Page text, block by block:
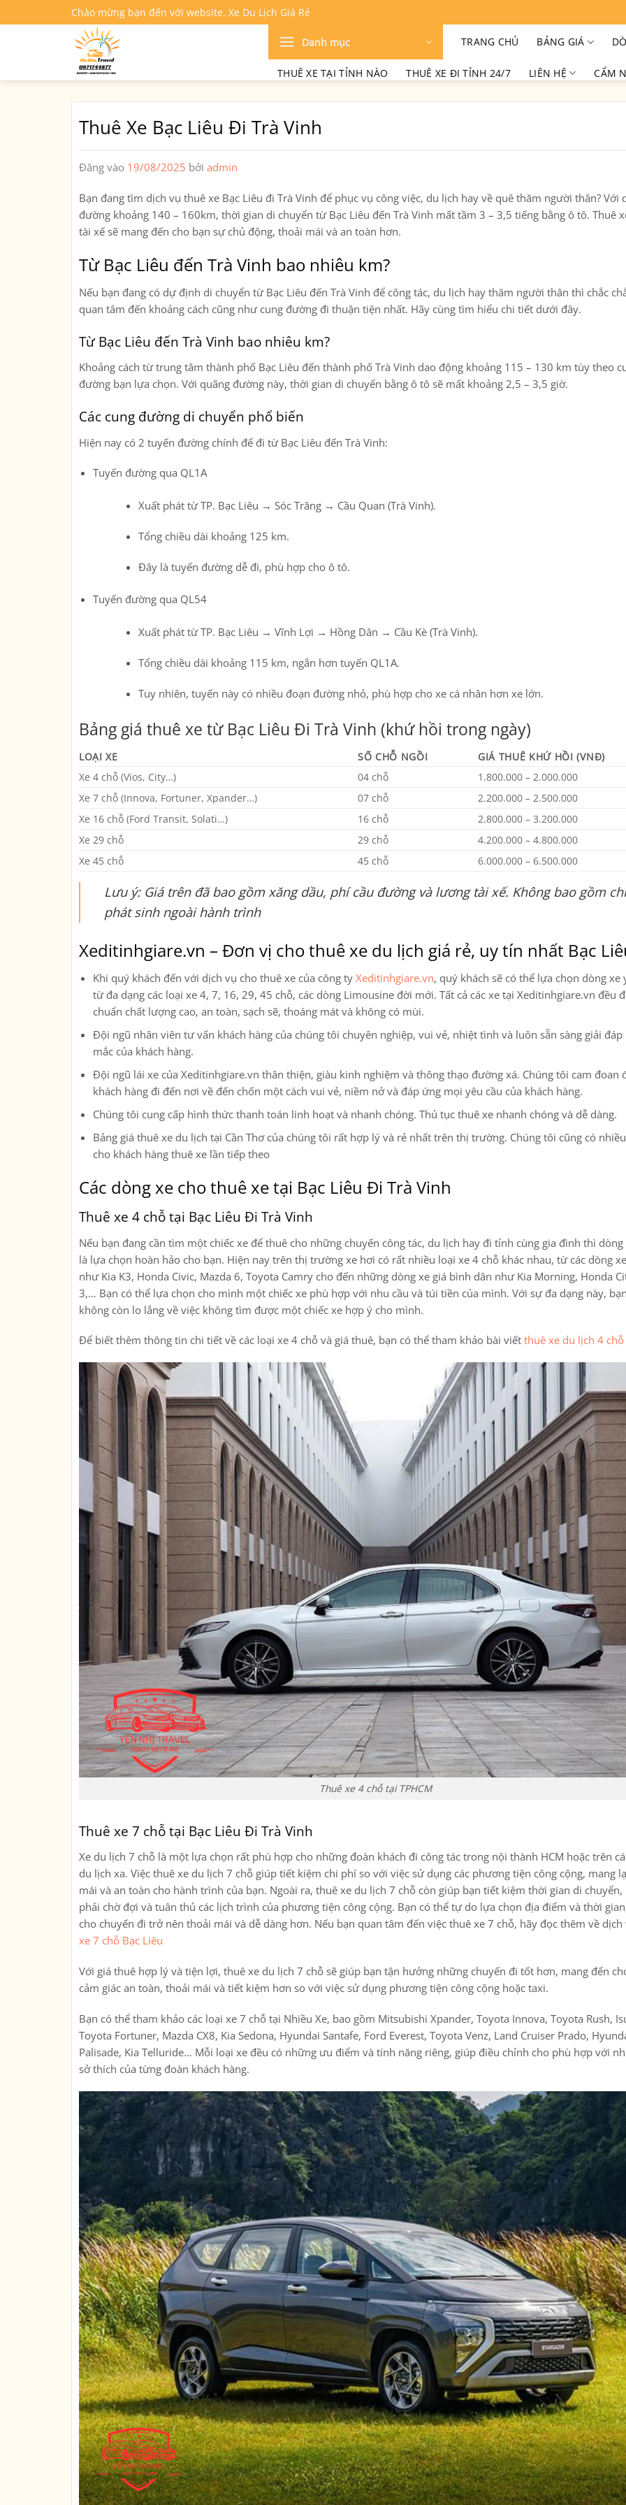
qua
Chào mừng bạn đến với website. Xe Du Lịch Giá Rẻ
Danh mục TRANG CHỦ BẢNG GIÁ
THUÊ XE TẠI TỈNH NÀO THUÊ XE ĐI TỈNH 24/7 LIÊN HỆ CẨM
Thuê Xe Bạc Liêu Đi Trà Vinh
Đăng vào 19/08/2025 bởi admin
Bạn đang tìm dịch vụ thuê xe Bạc Liêu đi Trà Vinh để phục vụ công việc, du lịch hay về quê thăm người thân? Với
đường khoảng 140 – 160km, thời gian di chuyển từ Bạc Liêu đến Trà Vinh mất tầm 3 – 3,5 tiếng bằng ô tô. Thuê
tài xế sẽ mang đến cho bạn sự chủ động, thoải mái và an toàn hơn.
Từ Bạc Liêu đến Trà Vinh bao nhiêu km?
Nếu bạn đang có dự định di chuyển từ Bạc Liêu đến Trà Vinh để công tác, du lịch hay thăm người thân thì chắc
quan tâm đến khoảng cách cũng như cung đường đi thuận tiện nhất. Hãy cùng tìm hiểu chi tiết dưới đây.
Từ Bạc Liêu đến Trà Vinh bao nhiêu km?
Khoảng cách từ trung tâm thành phố Bạc Liêu đến thành phố Trà Vinh dao động khoảng 115 – 130 km tùy theo
đường bạn lựa chọn. Với quãng đường này, thời gian di chuyển bằng ô tô sẽ mất khoảng 2,5 – 3,5 giờ.
Các cung đường di chuyển phổ biến
Hiện nay có 2 tuyến đường chính để đi từ Bạc Liêu đến Trà Vinh:
Tuyến đường qua QL1A
Xuất phát từ TP. Bạc Liêu → Sóc Trăng → Cầu Quan (Trà Vinh).
Tổng chiều dài khoảng 125 km.
Đây là tuyến đường dễ đi, phù hợp cho ô tô.
Tuyến đường qua QL54
Xuất phát từ TP. Bạc Liêu → Vĩnh Lợi → Hồng Dân → Cầu Kè (Trà Vinh).
Tổng chiều dài khoảng 115 km, ngắn hơn tuyến QL1A.
Tuy nhiên, tuyến này có nhiều đoạn đường nhỏ, phù hợp cho xe cá nhân hơn xe lớn.
Bảng giá thuê xe từ Bạc Liêu Đi Trà Vinh (khứ hồi trong ngày)
LOẠI XE SỐ CHỖ NGỒI
GIÁ THUÊ KHỨ HỒI (VNĐ)
Xe 4 chỗ (Vios, City…)
04 chỗ
1.800.000 – 2.000.000
Xe 7 chỗ (Innova, Fortuner, Xpander…)
07 chỗ
2.200.000 – 2.500.000
Xe 16 chỗ (Ford Transit, Solati…)
16 chỗ
2.800.000 – 3.200.000
Xe 29 chỗ
29 chỗ
4.200.000 – 4.800.000
Xe 45 chỗ
45 chỗ 6.000.000 – 6.500.000
Lưu ý: Giá trên đã bao gồm xăng dầu, phí cầu đường và lương tài xế. Không bao gồm
phát sinh ngoài hành trình
Xeditinhgiare.vn – Đơn vị cho thuê xe du lịch giá rẻ, uy tín nhất Bạc
Khi quý khách đến với dịch vụ cho thuê xe của công ty Xeditinhgiare.vn, quý khách sẽ có thể lựa chọn dòng xe
từ đa dạng các loại xe 4, 7, 16, 29, 45 chỗ, các dòng Limousine đời mới. Tất cả các xe tại Xeditinhgiare.vn đều
chuẩn chất lượng cao, an toàn, sạch sẽ, thoáng mát và không có mùi.
Đội ngũ nhân viên tư vấn khách hàng của chúng tôi chuyên nghiệp, vui vẻ, nhiệt tình và luôn sẵn sàng giải
mắc của khách hàng.
Đội ngũ lái xe của Xeditinhgiare.vn thân thiện, giàu kinh nghiệm và thông thạo đường xá. Chúng tôi cam đoan
khách hàng đi đến nơi về đến chốn một cách vui vẻ, niềm nở và đáp ứng mọi yêu cầu của khách hàng.
Chúng tôi cung cấp hình thức thanh toán linh hoạt và nhanh chóng. Thủ tục thuê xe nhanh chóng và dễ dàng.
Bảng giá thuê xe du lịch tại Cần Thơ của chúng tôi rất hợp lý và rẻ nhất trên thị trường. Chúng tôi cũng có
cho khách hàng thuê xe lần tiếp theo
Các dòng xe cho thuê xe tại Bạc Liêu Đi Trà Vinh
Thuê xe 4 chỗ tại Bạc Liêu Đi Trà Vinh
Nếu bạn đang cần tìm một chiếc xe để thuê cho những chuyến công tác, du lịch hay đi tỉnh cùng gia đình thì dòng
là lựa chọn hoàn hảo cho bạn. Hiện nay trên thị trường xe hơi có rất nhiều loại xe 4 chỗ khác nhau, từ các dòng
như Kia K3, Honda Civic, Mazda 6, Toyota Camry cho đến những dòng xe giá bình dân như Kia Morning, Honda
3,… Bạn có thể lựa chọn cho mình một chiếc xe phù hợp với nhu cầu và túi tiền của mình. Với sự đa dạng này,
không còn lo lắng về việc không tìm được một chiếc xe hợp ý cho mình.
Để biết thêm thông tin chi tiết về các loại xe 4 chỗ và giá thuê, bạn có thể tham khảo bài viết thuê xe du lịch 4 chỗ
Thuê xe 4 chỗ tại TPHCM
Thuê xe 7 chỗ tại Bạc Liêu Đi Trà Vinh
Xe du lịch 7 chỗ là một lựa chọn rất phù hợp cho những đoàn khách đi công tác trong nội thành HCM hoặc trên
du lịch xa. Việc thuê xe du lịch 7 chỗ giúp tiết kiệm chi phí so với việc sử dụng các phương tiện công cộng, mang
mái và an toàn cho hành trình của bạn. Ngoài ra, thuê xe du lịch 7 chỗ còn giúp bạn tiết kiệm thời gian di chuyển,
phải chờ đợi và tuân thủ các lịch trình của phương tiện công cộng. Bạn có thể tự do lựa chọn địa điểm và thời
cho chuyến đi trở nên thoải mái và dễ dàng hơn. Nếu bạn quan tâm đến việc thuê xe 7 chỗ, hãy đọc thêm về dịch
xe 7 chỗ Bạc Liêu
Với giá thuê hợp lý và tiện lợi, thuê xe du lịch 7 chỗ sẽ giúp bạn tận hưởng những chuyến đi tốt hơn, mang đến
cảm giác an toàn, thoải mái và tiết kiệm hơn so với việc sử dụng phương tiện công cộng hoặc taxi.
Bạn có thể tham khảo các loại xe 7 chỗ tại Nhiều Xe, bao gồm Mitsubishi Xpander, Toyota Innova, Toyota Rush,
Toyota Fortuner, Mazda CX8, Kia Sedona, Hyundai Santafe, Ford Everest, Toyota Venz, Land Cruiser Prado,
Palisade, Kia Telluride… Mỗi loại xe đều có những ưu điểm và tính năng riêng, giúp điều chỉnh cho phù hợp với
sở thích của từng đoàn khách hàng.